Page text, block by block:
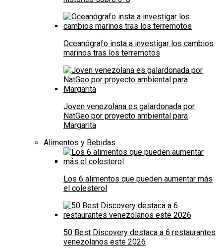
Oceanógrafo insta a investigar los cambios
marinos tras los terremotos
Joven venezolana es galardonada por
NatGeo por proyecto ambiental para
Margarita
Alimentos y Bebidas
Los 6 alimentos que pueden aumentar más
el colesterol
50 Best Discovery destaca a 6 restaurantes
venezolanos este 2026